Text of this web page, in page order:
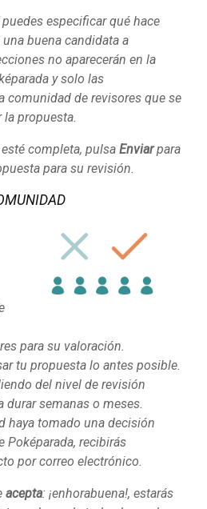
especificar qué hace
buena candidata a
no aparecerán en la
y solo las
comunidad de revisores que se
la propuesta.
completa, pulsa Enviarpara
para su revisión.
para su valoración.
tu propuesta lo antes posible.
del nivel de revisión
durar semanas o meses.
haya tomado una decisión
Poképarada, recibirás
por correo electrónico.
acepta: ¡enhorabuena!, estarás